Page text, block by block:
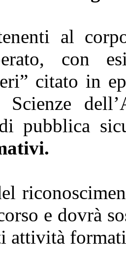
al
con
citato in
pubblica
e dovrà
attività